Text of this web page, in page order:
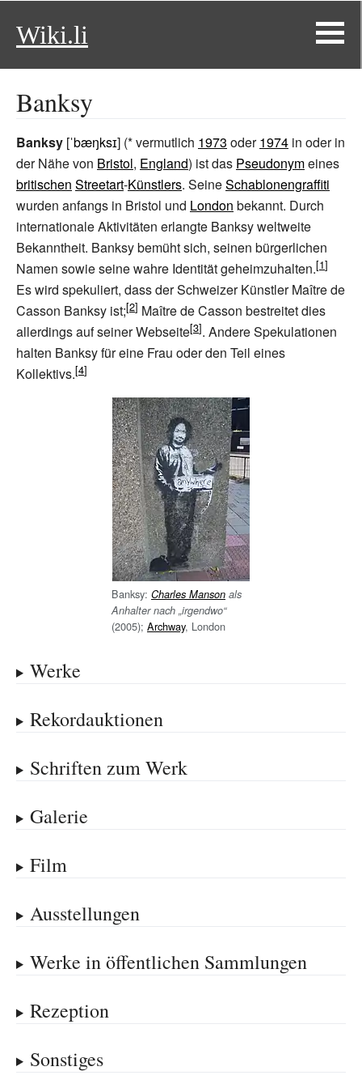
Wiki.li
Banksy
Banksy [ˈbæŋksɪ] (* vermutlich 1973 oder1974 in oder in
der Nähe von Bristol, England) ist das Pseudonymeines
britischen Streetart-Künstlers. SeineSchablonengraffiti
wurden anfangs in Bristol und London bekannt. Durch
internationale Aktivitäten erlangte Banksy weltweite
Bekanntheit. Banksy bemüht sich, seinen bürgerlichen
Namen sowie seine wahre Identität geheimzuhalten.
Es wird spekuliert, dass der Schweizer Künstler Maître de
Casson Banksy ist;
Maître de Casson bestreitet dies
allerdings auf seiner Webseite
. Andere Spekulationen
halten Banksy für eine Frau oder den Teil eines
Kollektivs.
Banksy: Charles Manson als
Anhalter nach „irgendwo“
(2005); Archway, London
Werke
Rekordauktionen
Schriften zum Werk
Galerie
Film
Ausstellungen
Werke in öffentlichen Sammlungen
Rezeption
Sonstiges